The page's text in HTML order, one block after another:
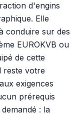
d'engins
Elle
conduire sur des
EUROKVB ou
de cette
reste votre
exigences
prérequis
: la